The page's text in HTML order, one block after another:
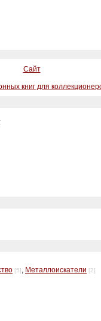
Сайт
книг для
[5], Металлоискатели [2]